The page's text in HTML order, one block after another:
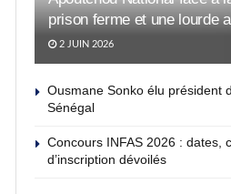
prison ferme et une lourde
2 JUIN 2026
Ousmane Sonko élu président
Sénégal
Concours INFAS 2026 : dates,
d’inscription dévoilés